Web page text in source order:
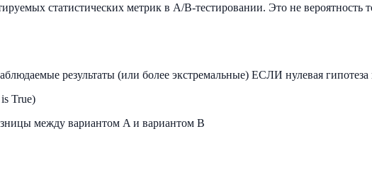
статистических метрик в A/B-тестировании. Это не вероятность
результаты (или более экстремальные) ЕСЛИ нулевая
True)
между вариантом A и вариантом B